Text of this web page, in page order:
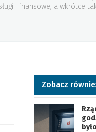
Finansowe, a wkrótce
Zobacz